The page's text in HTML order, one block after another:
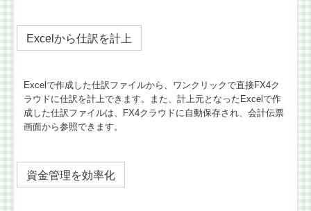
Excelから仕訳を計上
Excelで作成した仕訳ファイルから、ワンクリックで直接FX4ク
ラウドに仕訳を計上できます。また、計上元となったExcelで作
成した仕訳ファイルは、FX4クラウドに自動保存され、会計伝票
画面から参照できます。
資金管理を効率化